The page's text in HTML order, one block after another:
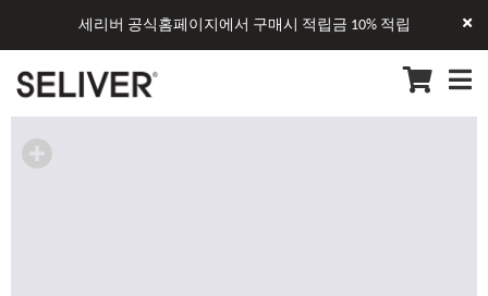
세리버 공식홈페이지에서 구매시 적립금 10% 적립